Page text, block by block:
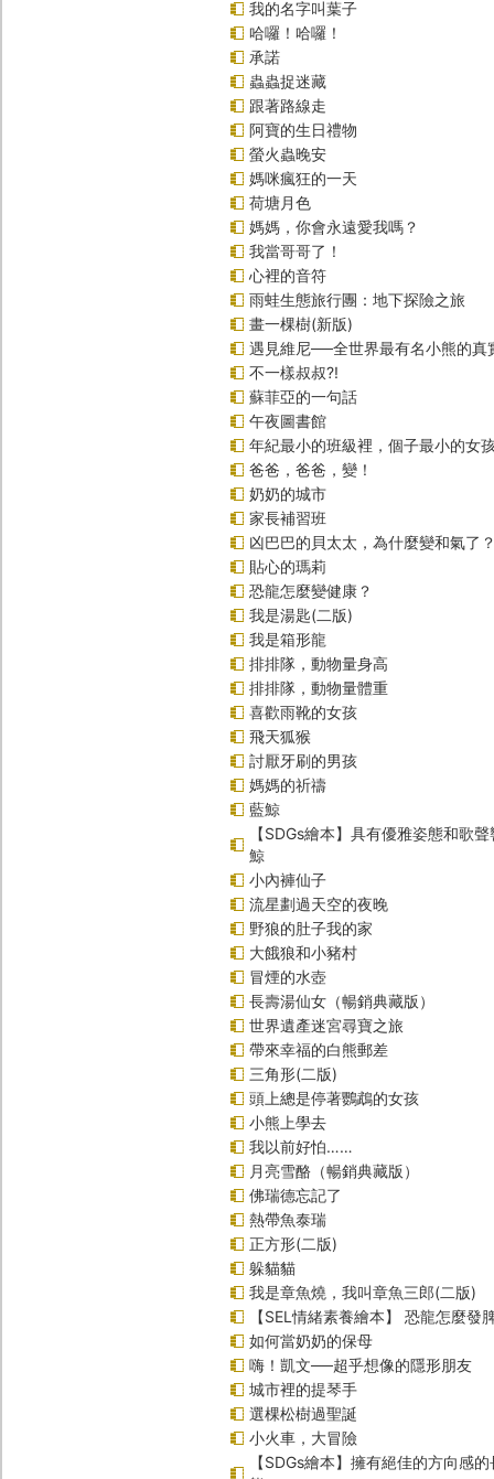
我的名字叫葉子
哈囉！哈囉！
承諾
蟲蟲捉迷藏
跟著路線走
阿寶的生日禮物
螢火蟲晚安
媽咪瘋狂的一天
荷塘月色
媽媽，你會永遠愛我嗎？
我當哥哥了！
心裡的音符
雨蛙生態旅行團：地下探險之旅
畫一棵樹(新版)
遇見維尼──全世界最有名小熊的真
不一樣叔叔?!
蘇菲亞的一句話
午夜圖書館
年紀最小的班級裡，個子最小的女
爸爸，爸爸，變！
奶奶的城市
家長補習班
凶巴巴的貝太太，為什麼變和氣了
貼心的瑪莉
恐龍怎麼變健康？
我是湯匙(二版)
我是箱形龍
排排隊，動物量身高
排排隊，動物量體重
喜歡雨靴的女孩
飛天狐猴
討厭牙刷的男孩
媽媽的祈禱
藍鯨
【SDGs繪本】具有優雅姿態和歌
鯨
小內褲仙子
流星劃過天空的夜晚
野狼的肚子我的家
大餓狼和小豬村
冒煙的水壺
長壽湯仙女（暢銷典藏版）
世界遺產迷宮尋寶之旅
帶來幸福的白熊郵差
三角形(二版)
頭上總是停著鸚鵡的女孩
小熊上學去
我以前好怕……
月亮雪酪（暢銷典藏版）
佛瑞德忘記了
熱帶魚泰瑞
正方形(二版)
躲貓貓
我是章魚燒，我叫章魚三郎(二版)
【SEL情緒素養繪本】 恐龍怎麼發
如何當奶奶的保母
嗨！凱文──超乎想像的隱形朋友
城市裡的提琴手
選棵松樹過聖誕
小火車，大冒險
【SDGs繪本】擁有絕佳的方向感